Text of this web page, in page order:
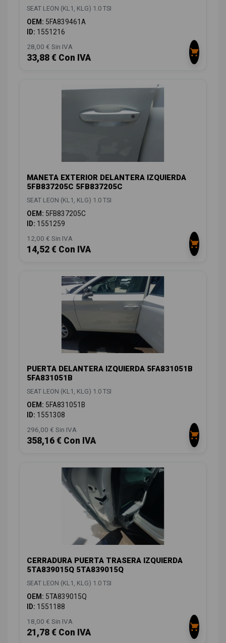
SEAT LEON (KL1, KLG) 1.0 TSI
OEM: 5FA839461A
ID: 1551216
28,00 € Sin IVA
33,88 € Con IVA
MANETA EXTERIOR DELANTERA IZQUIERDA
5FB837205C 5FB837205C
SEAT LEON (KL1, KLG) 1.0 TSI
OEM: 5FB837205C
ID: 1551259
12,00 € Sin IVA
14,52 € Con IVA
PUERTA DELANTERA IZQUIERDA 5FA831051B
5FA831051B
SEAT LEON (KL1, KLG) 1.0 TSI
OEM: 5FA831051B
ID: 1551308
296,00 € Sin IVA
358,16 € Con IVA
CERRADURA PUERTA TRASERA IZQUIERDA
5TA839015Q 5TA839015Q
SEAT LEON (KL1, KLG) 1.0 TSI
OEM: 5TA839015Q
ID: 1551188
18,00 € Sin IVA
21,78 € Con IVA